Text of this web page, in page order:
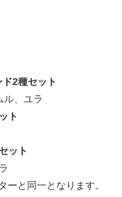
2種セット
ル、ユラ
ト
ット
と同一となります。